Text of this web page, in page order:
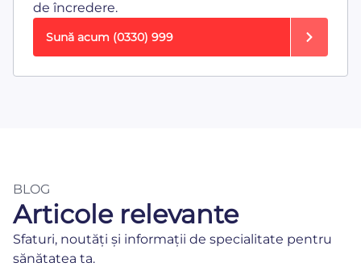
de încredere.
Sună acum (0330) 999
BLOG
Articole relevante
Sfaturi, noutăți și informații de specialitate pentru
sănătatea ta.